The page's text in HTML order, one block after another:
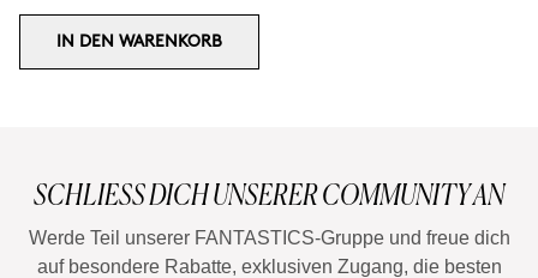
IN DEN WARENKORB
SCHLIESS DICH UNSERER COMMUNITY AN
Werde Teil unserer FANTASTICS-Gruppe und freue dich
auf besondere Rabatte, exklusiven Zugang, die besten